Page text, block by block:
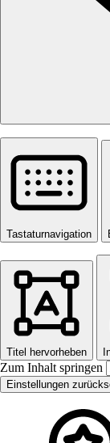
Tastaturnavigation
Titel hervorheben
Zum Inhalt springen
Einstellungen